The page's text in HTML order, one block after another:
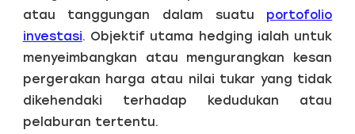
atau tanggungan dalam suatu portofolio
investasi. Objektif utama hedging ialah untuk
menyeimbangkan atau mengurangkan kesan
pergerakan harga atau nilai tukar yang tidak
dikehendaki terhadap kedudukan atau
pelaburan tertentu.